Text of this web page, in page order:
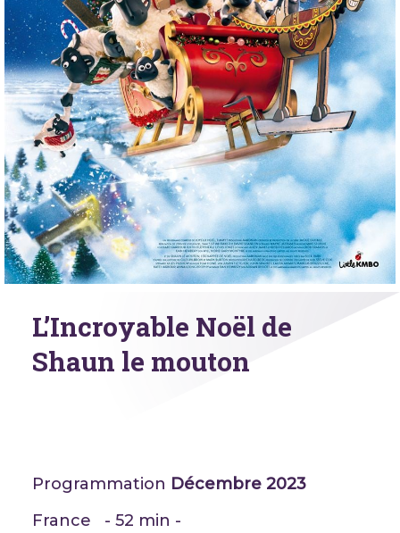
L’Incroyable Noël de
Shaun le mouton
Programmation Décembre 2023
France - 52 min -